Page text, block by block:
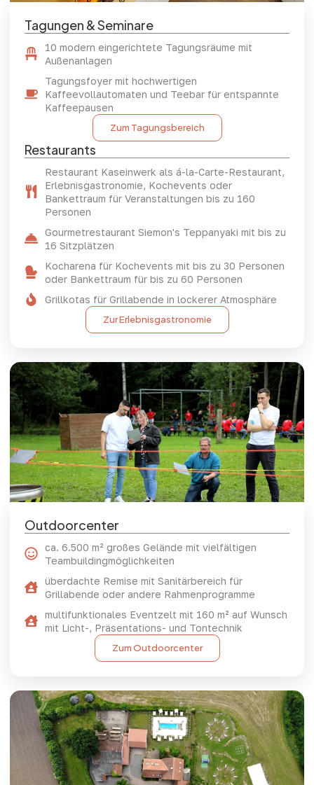
Tagungen & Seminare
10 modern eingerichtete Tagungsräume mit
Außenanlagen
Tagungsfoyer mit hochwertigen
Kaffeevollautomaten und Teebar für entspannte
Kaffeepausen
Zum Tagungsbereich
Restaurants
Restaurant Kaseinwerk als á-la-Carte-Restaurant,
Erlebnisgastronomie, Kochevents oder
Bankettraum für Veranstaltungen bis zu 160
Personen
Gourmetrestaurant Siemon's Teppanyaki mit bis zu
16 Sitzplätzen
Kocharena für Kochevents mit bis zu 30 Personen
oder Bankettraum für bis zu 60 Personen
Grillkotas für Grillabende in lockerer Atmosphäre
Zur Erlebnisgastronomie
Outdoorcenter
ca. 6.500 m² großes Gelände mit vielfältigen
Teambuildingmöglichkeiten
überdachte Remise mit Sanitärbereich für
Grillabende oder andere Rahmenprogramme
multifunktionales Eventzelt mit 160 m² auf Wunsch
mit Licht-, Präsentations- und Tontechnik
Zum Outdoorcenter